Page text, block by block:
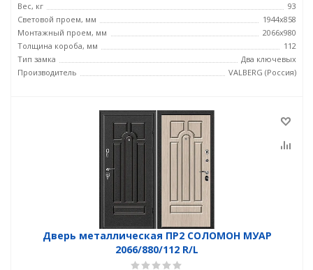
Вес, кг
93
Световой проем, мм
1944x858
Монтажный проем, мм
2066x980
Толщина короба, мм
112
Тип замка
Два ключевых
Производитель
VALBERG (Россия)
Дверь металлическая ПР2 СОЛОМОН МУАР
2066/880/112 R/L